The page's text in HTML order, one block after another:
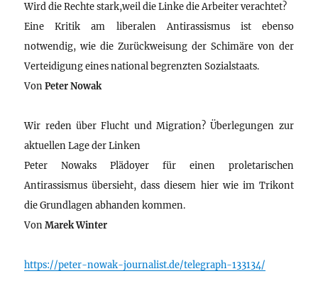
Wird die Rechte stark,weil die Linke die Arbeiter verachtet?
Eine Kritik am liberalen Antirassismus ist ebenso
notwendig, wie die Zurückweisung der Schimäre von der
Verteidigung eines national begrenzten Sozialstaats.
VonPeter Nowak
Wir reden über Flucht und Migration? Überlegungen zur
aktuellen Lage der Linken
Peter Nowaks Plädoyer für einen proletarischen
Antirassismus übersieht, dass diesem hier wie im Trikont
die Grundlagen abhanden kommen.
VonMarek Winter
https://peter-nowak-journalist.de/telegraph-133134/